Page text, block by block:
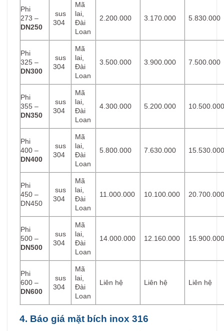
Phi
273 –
DN250
sus
304
Mã
lai,
Đài
Loan
2.200.000 3.170.000 5.830.000
Phi
325 –
DN300
sus
304
Mã
lai,
Đài
Loan
3.500.000 3.900.000 7.500.000
Phi
355 –
DN350
sus
304
Mã
lai,
Đài
Loan
4.300.000 5.200.000
Phi
400 –
DN400
sus
304
Mã
lai,
Đài
Loan
5.800.000 7.630.000
Phi
450 –
DN450
sus
304
Mã
lai,
Đài
Loan
11.000.000 10.100.000
Phi
500 –
DN500
sus
304
Mã
lai,
Đài
Loan
14.000.000 12.160.000
Phi
600 –
DN600
sus
304
Mã
lai,
Đài
Loan
Liên hệ Liên hệ Liên hệ
4. Báo giá mặt bích inox 316